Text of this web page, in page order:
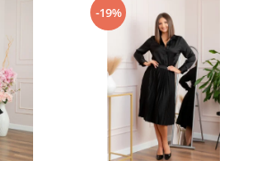
-19%